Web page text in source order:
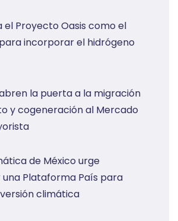
el Proyecto Oasis como el
incorporar el hidrógeno
abren la puerta a la migración
y cogeneración al Mercado
de México urge
Plataforma País para
climática